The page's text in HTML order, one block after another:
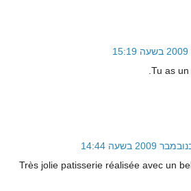
Tu as un
Très jolie patisserie réalisée avec un